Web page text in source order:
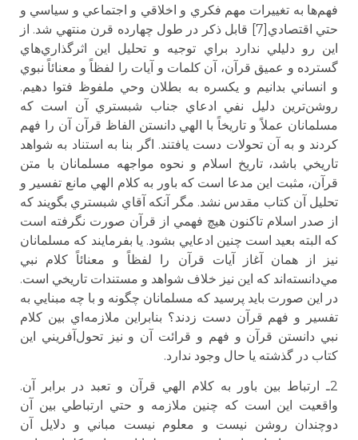
فهم‌ها به تغييرات مهم فكري و اخلاقي و اجتماعي و سياسي و
حتي اقتصادي[7] قابل ذكر در طول چهارده قرن منتهي شد. از
اين رو دليلي ندارد براي توجيه و تحليل اين اثرگذاري‌هاي
گسترده و عميق‌ قرآن،‌ آن كلمات و آيات را لفظاً و معنائاً نبوي
و انساني بدانيم و يكسره به بطلان وحي ملفوظ فتوا دهيم.
روشن‌ترين دليل نفي ادعاي جناب شبستري آن است كه
مسلمانان عملاً و تاريخاً با الهي دانستن الفاظ قرآن آن را فهم
كردند و به آن تحولات دست يافتند. اگر بنا به استناد به شواهد
تاريخي باشد، تاريخ اسلام و نحوه مواجهه مسلمانان با متن
قرآن، مثبت اين مدعا است كه باور به كلام الهي مانع تفسير و
تحليل آن كتاب مقدس نشد. مگر آنكه آقاي شبستري بگويند كه
از صدر اسلام تاكنون هيچ فهمي از قرآن صورت نگرفته است
كه البته بعيد است چنين ادعايي بشود. يا بفرمايند كه مسلمانان
نيز از همان آغاز آيات قرآن را لفظاً و معنائاً كلام نبي
مي‌دانسته‌اند كه اين نيز خلاف شواهد و مستندات تاريخي است.
در اين صورت بايد پرسيد كه مسلمانان چگونه و با چه مبنايي به
تفسير و فهم قرآن دست زدند؟ بنابراين ملازمه‌اي بين كلام
نبي دانستن قرآن و فهم و قرائت آن و نيز تحول‌آفريني اين
كتاب در گذشته يا حال وجود ندارد.
2ـ ارتباط بين باور به كلام الهي قرآن و تعبد در برابر آن.
واقعيت اين است كه چنين ملازمه‌ و حتي ارتباطي بين آن
دوچندان روشن نيست و معلوم نيست مباني و دلايل آن